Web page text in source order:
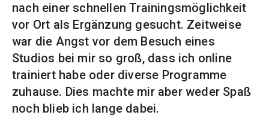
nach einer schnellen Trainingsmöglichkeit
vor Ort als Ergänzung gesucht. Zeitweise
war die Angst vor dem Besuch eines
Studios bei mir so groß, dass ich online
trainiert habe oder diverse Programme
zuhause. Dies machte mir aber weder Spaß
noch blieb ich lange dabei.